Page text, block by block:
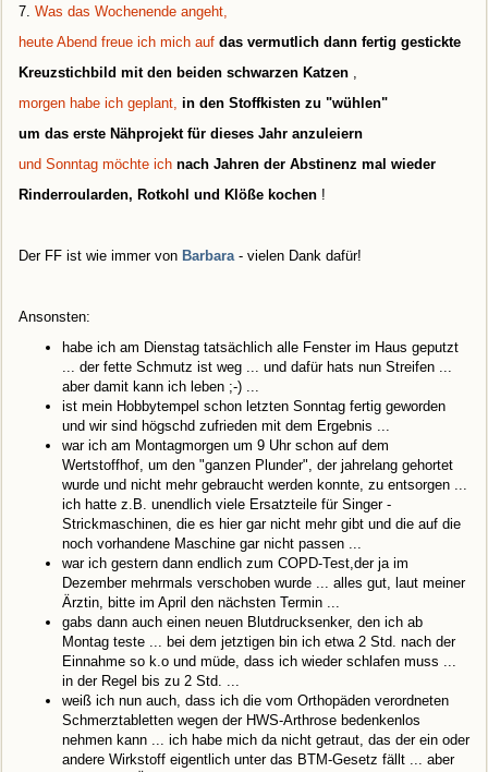
7. Was das Wochenende angeht,
heute Abend freue ich mich auf das vermutlich dann fertig gestickte
Kreuzstichbild mit den beiden schwarzen Katzen
morgen habe ich geplant, in den Stoffkisten zu "wühlen"
um das erste Nähprojekt für dieses Jahr anzuleiern
und Sonntag möchte ich nach Jahren der Abstinenz mal wieder
Rinderroularden, Rotkohl und Klöße kochen !
Der FF ist wie immer von Barbara - vielen Dank dafür!
Ansonsten:
habe ich am Dienstag tatsächlich alle Fenster im Haus geputzt
... der fette Schmutz ist weg ... und dafür hats nun Streifen ...
aber damit kann ich leben ;-) ...
ist mein Hobbytempel schon letzten Sonntag fertig geworden
und wir sind högschd zufrieden mit dem Ergebnis ...
war ich am Montagmorgen um 9 Uhr schon auf dem
Wertstoffhof, um den "ganzen Plunder", der jahrelang gehortet
wurde und nicht mehr gebraucht werden konnte, zu entsorgen ...
ich hatte z.B. unendlich viele Ersatzteile für Singer -
Strickmaschinen, die es hier gar nicht mehr gibt und die auf die
noch vorhandene Maschine gar nicht passen ...
war ich gestern dann endlich zum COPD-Test,der ja im
Dezember mehrmals verschoben wurde ... alles gut, laut meiner
Ärztin, bitte im April den nächsten Termin ...
gabs dann auch einen neuen Blutdrucksenker, den ich ab
Montag teste ... bei dem jetztigen bin ich etwa 2 Std. nach der
Einnahme so k.o und müde, dass ich wieder schlafen muss ...
in der Regel bis zu 2 Std. ...
weiß ich nun auch, dass ich die vom Orthopäden verordneten
Schmerztabletten wegen der HWS-Arthrose bedenkenlos
nehmen kann ... ich habe mich da nicht getraut, das der ein oder
andere Wirkstoff eigentlich unter das BTM-Gesetz fällt ... aber